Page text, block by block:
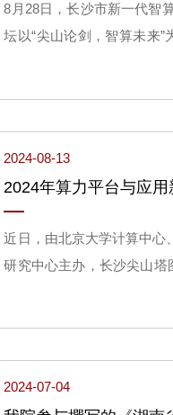
8月28日，长沙市新一代智
坛以“尖山论剑，智算未来
长、市新一代计算系统产
区、国有企业负责同志，
2024-08-13
2024年算力平台与应
近日，由北京大学计算中心
研究中心主办，长沙尖山
2024年算力平台与应用新
2024-07-04